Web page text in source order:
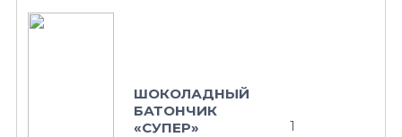
ШОКОЛАДНЫЙ
БАТОНЧИК
«СУПЕР»
1